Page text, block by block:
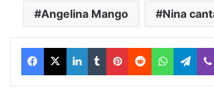
Angelina Mango Nina
Facebook
X LinkedIn
TumblrPinterest
Reddit